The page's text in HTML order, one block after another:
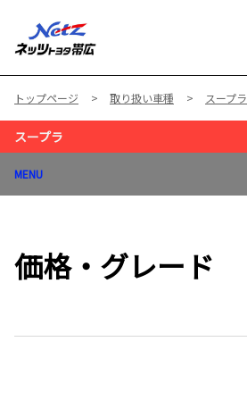
トップページ 取り扱い車種 スープラ
スープラ
MENU
価格・グレード